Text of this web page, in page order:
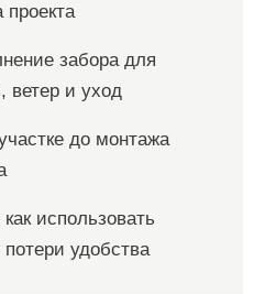
проекта
забора для
ветер и уход
до монтажа
использовать
удобства